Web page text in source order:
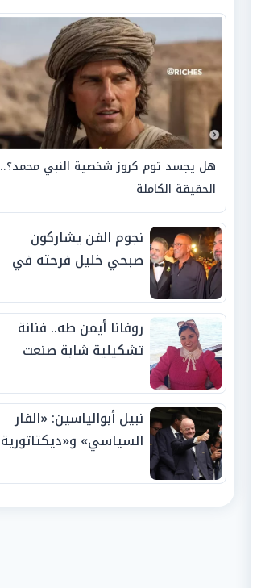
هل يجسد توم كروز شخصية النبي محمد؟..
الحقيقة الكاملة
نجوم الفن يشاركون
صبحي خليل فرحته في
روفانا أيمن طه.. فنانة
تشكيلية شابة صنعت
الجوائز منذ الصغر
نبيل أبوالياسين: «الفار
السياسي» و«ديكتاتورية
الفيفا».. وإقالة